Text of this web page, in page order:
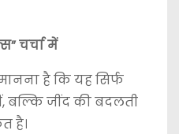
चर्चा में
है कि यह सिर्फ
बल्कि जींद की बदलती
है।